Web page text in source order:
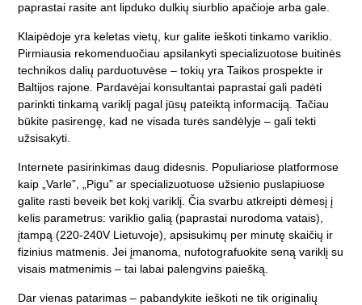
paprastai rasite ant lipduko dulkių siurblio apačioje arba gale.
Klaipėdoje yra keletas vietų, kur galite ieškoti tinkamo variklio.
Pirmiausia rekomenduočiau apsilankyti specializuotose buitinės
technikos dalių parduotuvėse – tokių yra Taikos prospekte ir
Baltijos rajone. Pardavėjai konsultantai paprastai gali padėti
parinkti tinkamą variklį pagal jūsų pateiktą informaciją. Tačiau
būkite pasirengę, kad ne visada turės sandėlyje – gali tekti
užsisakyti.
Internete pasirinkimas daug didesnis. Populiariose platformose
kaip „Varle”, „Pigu” ar specializuotuose užsienio puslapiuose
galite rasti beveik bet kokį variklį. Čia svarbu atkreipti dėmesį į
kelis parametrus: variklio galią (paprastai nurodoma vatais),
įtampą (220-240V Lietuvoje), apsisukimų per minutę skaičių ir
fizinius matmenis. Jei įmanoma, nufotografuokite seną variklį su
visais matmenimis – tai labai palengvins paiešką.
Dar vienas patarimas – pabandykite ieškoti ne tik originalių